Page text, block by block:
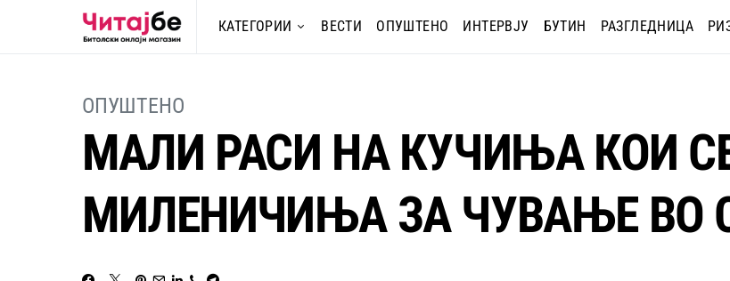
КАТЕГОРИИ ВЕСТИ ОПУШТЕНО ИНТЕРВЈУ БУТИН РАЗГЛЕДНИЦА
ОПУШТЕНО
МАЛИ РАСИ НА КУЧИЊА КОИ
МИЛЕНИЧИЊА ЗА ЧУВАЊЕ ВО